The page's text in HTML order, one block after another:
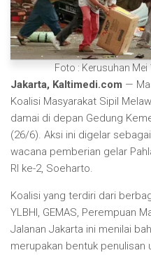
Foto : Kerusuhan Mei
Jakarta, Kaltimedi.com —
Koalisi Masyarakat Sipil
damai di depan Gedung
(26/6). Aksi ini digelar
wacana pemberian gelar
RI ke-2, Soeharto.
Koalisi yang terdiri dari
YLBHI, GEMAS, Perempuan
Jalanan Jakarta ini menilai
merupakan bentuk penulisan